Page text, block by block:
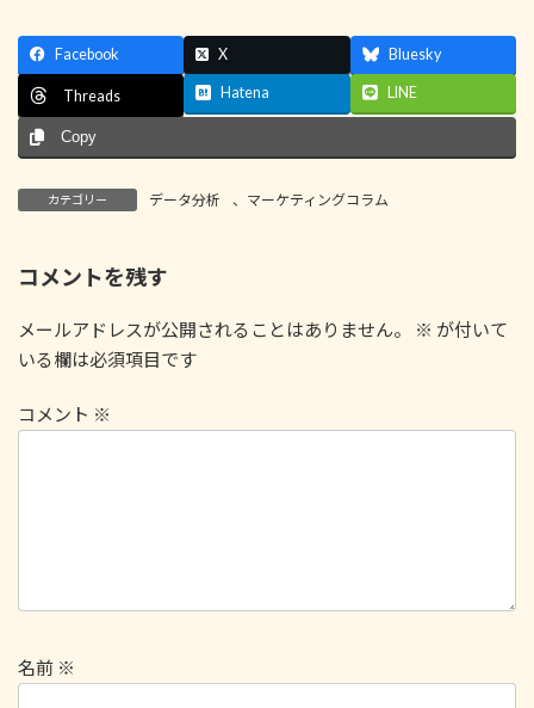
Facebook X Bluesky
Threads Hatena LINE
Copy
カテゴリー データ分析 、 マーケティングコラム
コメントを残す
メールアドレスが公開されることはありません。 ※ が付いて
いる欄は必須項目です
コメント ※
名前 ※